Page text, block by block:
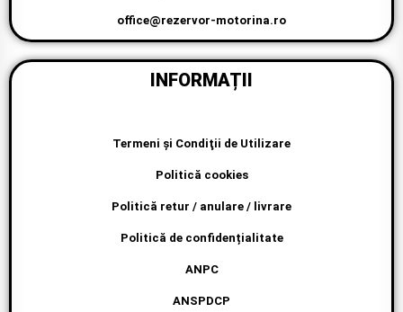
INFORMAȚII
Politică cookies
Politică retur / anulare / livrare
Politică de confidențialitate
ANPC
ANSPDCP
SOL